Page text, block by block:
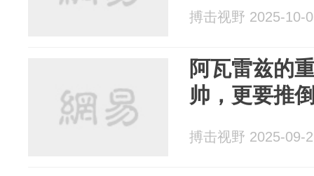
搏击视野 2025-10-
阿瓦雷兹的
帅，更要推
搏击视野 2025-09-